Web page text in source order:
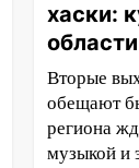
хаски:
Вторые
обещают
региона
музыкой и